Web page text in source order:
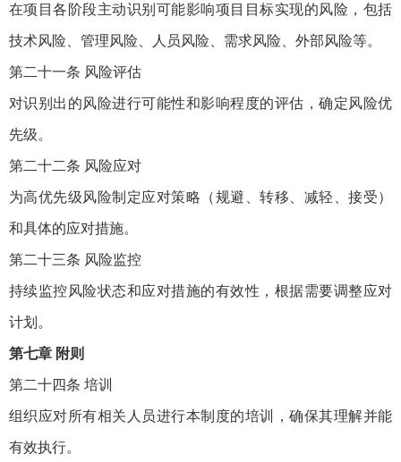
在项目各阶段主动识别可能影响项目目标实现的风险，包括
技术风险、管理风险、人员风险、需求风险、外部风险等。
第二十一条 风险评估
对识别出的风险进行可能性和影响程度的评估，确定风险优
先级。
第二十二条 风险应对
为高优先级风险制定应对策略（规避、转移、减轻、接受）
和具体的应对措施。
第二十三条 风险监控
持续监控风险状态和应对措施的有效性，根据需要调整应对
计划。
第七章 附则
第二十四条 培训
组织应对所有相关人员进行本制度的培训，确保其理解并能
有效执行。